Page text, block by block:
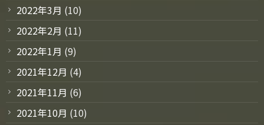
2022年3月 (10)
2022年2月 (11)
2022年1月 (9)
2021年12月 (4)
2021年11月 (6)
2021年10月 (10)